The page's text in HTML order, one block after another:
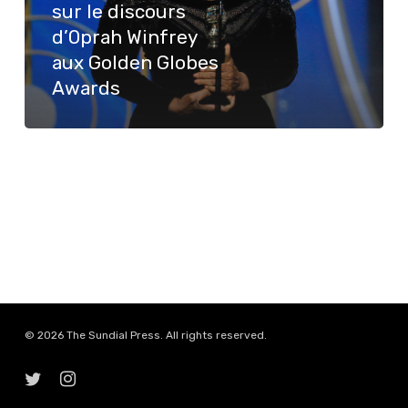
le
discours
d’Oprah
Winfrey
sur le discours
d’Oprah Winfrey
aux Golden Globes
Awards
© 2026 The Sundial Press. All rights reserved.
twitter instagram